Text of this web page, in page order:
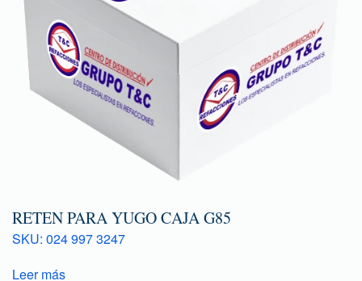
RETEN PARA YUGO CAJA G85
SKU: 024 997 3247
Leer más